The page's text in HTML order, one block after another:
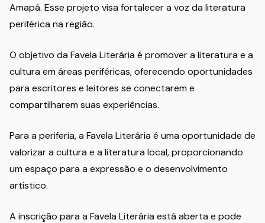
Amapá. Esse projeto visa fortalecer a voz da literatura
periférica na região.
O objetivo da Favela Literária é promover a literatura e a
cultura em áreas periféricas, oferecendo oportunidades
para escritores e leitores se conectarem e
compartilharem suas experiências.
Para a periferia, a Favela Literária é uma oportunidade de
valorizar a cultura e a literatura local, proporcionando
um espaço para a expressão e o desenvolvimento
artístico.
A inscrição para a Favela Literária está aberta e pode